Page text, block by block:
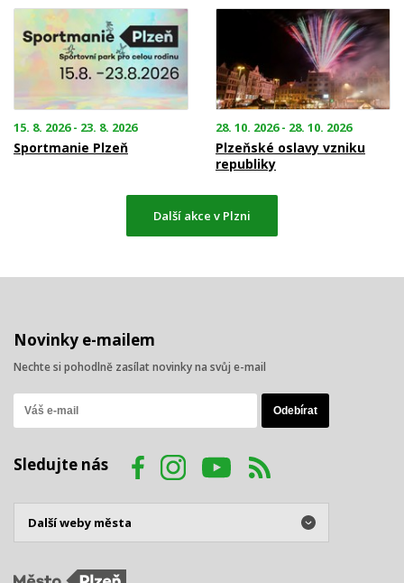
15. 8. 2026 - 23. 8. 2026
Sportmanie Plzeň
28. 10. 2026 - 28. 10. 2026
Plzeňské oslavy vzniku
republiky
Další akce v Plzni
Novinky e-mailem
Nechte si pohodlně zasílat novinky na svůj e-mail
Sledujte nás